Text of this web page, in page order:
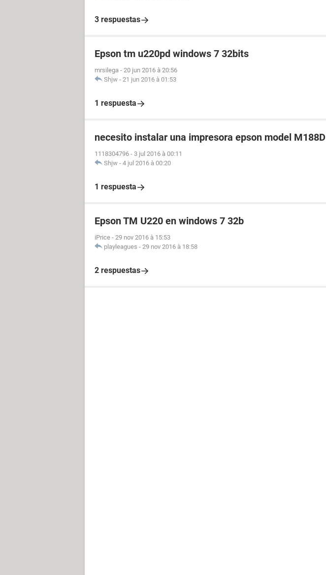
3 respuestas
Epson tm u220pd windows 7 32bits
mrsilega - 20 jun 2016 à 20:56
Shjw - 21 jun 2016 à 01:53
1 respuesta
necesito instalar una impresora epson model M188D
1118304796 - 3 jul 2016 à 00:11
Shjw - 4 jul 2016 à 00:20
1 respuesta
Epson TM U220 en windows 7 32b
iPrice - 29 nov 2016 à 15:53
playleagues - 29 nov 2016 à 18:58
2 respuestas